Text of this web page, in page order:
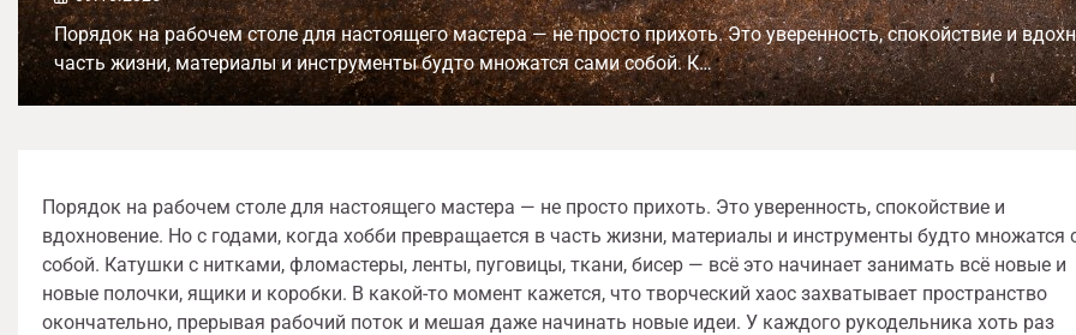
Порядок на рабочем столе для настоящего мастера — не просто прихоть. Это уверенность, спокойствие и
часть жизни, материалы и инструменты будто множатся сами собой. К…
Порядок на рабочем столе для настоящего мастера — не просто прихоть. Это уверенность, спокойствие и
вдохновение. Но с годами, когда хобби превращается в часть жизни, материалы и инструменты будто множатся
собой. Катушки с нитками, фломастеры, ленты, пуговицы, ткани, бисер — всё это начинает занимать всё новые и
новые полочки, ящики и коробки. В какой-то момент кажется, что творческий хаос захватывает пространство
окончательно, прерывая рабочий поток и мешая даже начинать новые идеи. У каждого рукодельника хоть раз